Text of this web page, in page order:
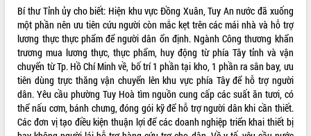
Bí thư Tỉnh ủy cho biết: Hiện khu vực Đồng Xuân, Tuy An nước đã xuống
một phần nên ưu tiên cứu người còn mắc kẹt trên các mái nhà và hỗ trợ
lương thực thực phẩm để người dân ổn định. Ngành Công thương khẩn
trương mua lương thực, thực phẩm, huy động từ phía Tây tỉnh và vận
chuyển từ Tp. Hồ Chí Minh về, bố trí 1 phần tại kho, 1 phần ra sân bay, ưu
tiên dùng trực thăng vận chuyển lên khu vực phía Tây để hỗ trợ người
dân. Yêu cầu phường Tuy Hoà tìm nguồn cung cấp các suất ăn tươi, có
thể nấu cơm, bánh chưng, đóng gói kỹ để hỗ trợ người dân khi cần thiết.
Các đơn vị tạo điều kiện thuận lợi để các doanh nghiệp triển khai thiết bị